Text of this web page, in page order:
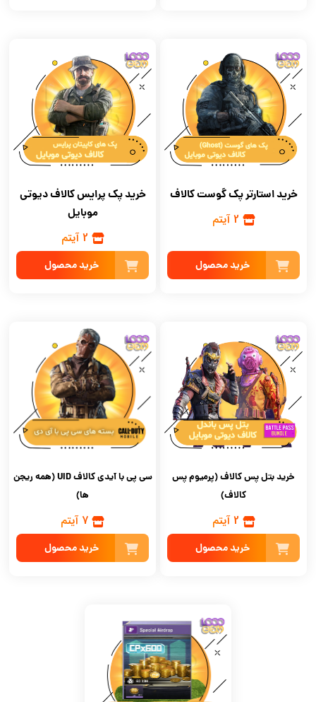
خرید استارتر پک گوست کالاف
خرید محصول
خرید پک پرایس کالاف دیوتی
موبایل
خرید محصول
خرید بتل پس کالاف (پرمیوم پس
کالاف)
خرید محصول
سی پی با آیدی کالاف UID (همه ریجن
ها)
خرید محصول